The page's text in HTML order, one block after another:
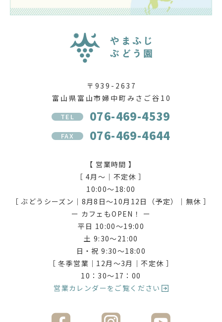
〒939-2637
富山県富山市婦中町みさご谷10
TEL 076-469-4539
FAX 076-469-4644
【 営業時間 】
［ 4月〜｜不定休 ］
10:00〜18:00
［ ぶどうシーズン｜8月8日〜10月12日（予定）｜無休 ］
ー カフェもOPEN！ ー
平日 10:00〜19:00
土 9:30〜21:00
日・祝 9:30〜18:00
［ 冬季営業｜12月〜3月｜不定休 ］
10：30〜17：00
営業カレンダーをご覧ください